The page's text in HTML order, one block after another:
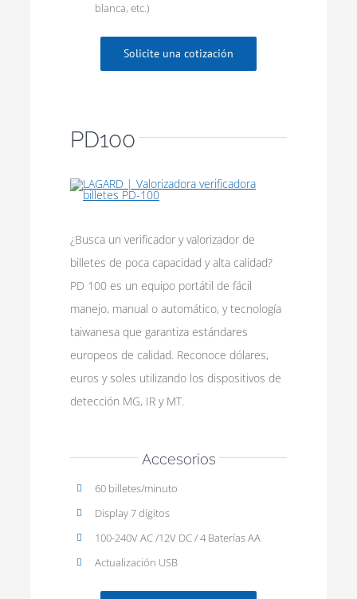
blanca, etc.)
Solicite una cotización
PD100
¿Busca un verificador y valorizador de
billetes de poca capacidad y alta calidad?
PD 100 es un equipo portátil de fácil
manejo, manual o automático, y tecnología
taiwanesa que garantiza estándares
europeos de calidad. Reconoce dólares,
euros y soles utilizando los dispositivos de
detección MG, IR y MT.
Accesorios
60 billetes/minuto
Display 7 dígitos
100-240V AC /12V DC / 4 Baterías AA
Actualización USB